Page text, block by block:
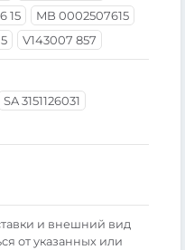
15
MB 0002507615
V143007 857
SA 3151126031
и внешний вид
от указанных или